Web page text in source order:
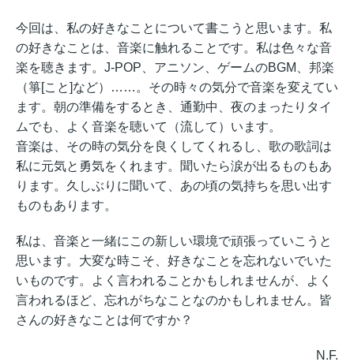
今回は、私の好きなことについて書こうと思います。私
の好きなことは、音楽に触れることです。私は色々な音
楽を聴きます。J-POP、アニソン、ゲームのBGM、邦楽
（箏[こと]など）……。その時々の気分で音楽を変えてい
ます。朝の準備をするとき、通勤中、夜のまったりタイ
ムでも、よく音楽を聴いて（流して）います。
音楽は、その時の気分を良くしてくれるし、歌の歌詞は
私に元気と勇気をくれます。聞いたら涙が出るものもあ
ります。久しぶりに聞いて、あの頃の気持ちを思い出す
ものもあります。
私は、音楽と一緒にこの新しい環境で頑張っていこうと
思います。大変な時こそ、好きなことを忘れないでいた
いものです。よく言われることかもしれませんが、よく
言われるほど、忘れがちなことなのかもしれません。皆
さんの好きなことは何ですか？
N.F.